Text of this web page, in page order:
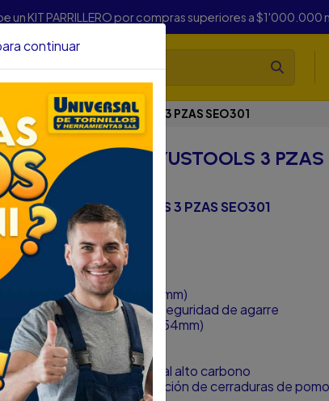
KIT PARRILLERO por compras superiores a $1'000.000
SIERRA COPA UYUSTOOLS 3 PZAS SEO301
SIERRA COPA UYUSTOOLS 3 PZAS
SIERRA COPA UYUSTOOLS 3 PZAS SEO301
de manita de 7/8'' (22.2mm)
hexagonal para mayor seguridad de agarre
corta círculos de 2 1/8'' (54mm)
plana fabricada en acero al alto carbono
estándar para la instalación de cerraduras de
continuar